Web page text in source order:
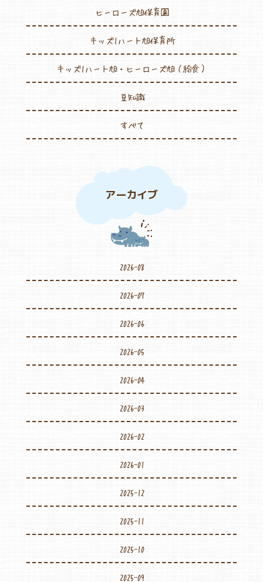
ヒーローズ旭保育園
キッズ1ハート旭保育所
キッズ1ハート旭・ヒーローズ旭（給食）
豆知識
すべて
アーカイブ
2026-08
2026-07
2026-06
2026-05
2026-04
2026-03
2026-02
2026-01
2025-12
2025-11
2025-10
2025-09